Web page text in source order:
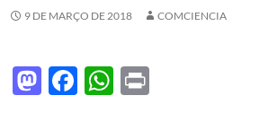
9 DE MARÇO DE 2018 COMCIENCIA
M F
W